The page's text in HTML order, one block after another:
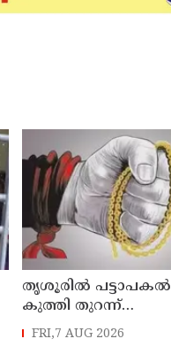
തൃശൂരിൽ പട്ടാപകൽ
കുത്തി തുറന്ന്
FRI,7 AUG 2026